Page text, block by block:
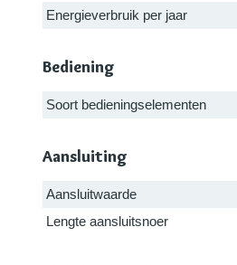
Energieverbruik per jaar
Bediening
Soort bedieningselementen
Aansluiting
Aansluitwaarde
Lengte aansluitsnoer